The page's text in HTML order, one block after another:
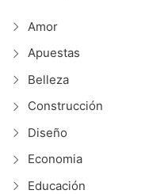
Amor
Apuestas
Belleza
Construcción
Diseño
Economia
Educación